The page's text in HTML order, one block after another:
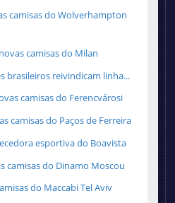
camisas do Wolverhampton
camisas do Milan
brasileiros reivindicam linha...
camisas do Ferencvárosi
camisas do Paços de Ferreira
esportiva do Boavista
camisas do Dinamo Moscou
do Maccabi Tel Aviv